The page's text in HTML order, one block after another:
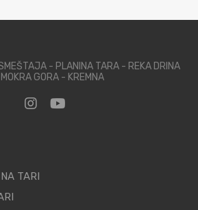
- PLANINA TARA - REKA DRINA
GORA - KREMNA
TARI